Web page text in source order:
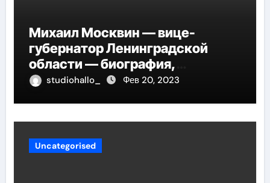
Михаил Москвин — вице-
губернатор Ленинградской
области — биография,
достижения и вклад в развитие
studiohallo_ Фев 20, 2023
Uncategorised